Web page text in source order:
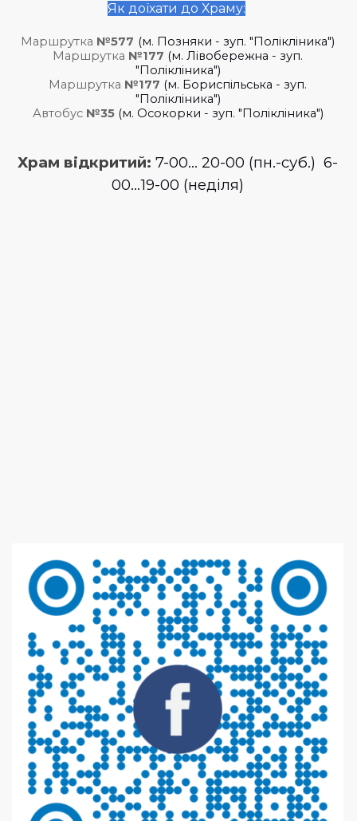
Як доїхати до Храму:
Маршрутка №577 (м. Позняки - зуп. "Полікліника")
Маршрутка №177 (м. Лівобережна - зуп.
"Полікліника")
Маршрутка №177 (м. Бориспільська - зуп.
"Полікліника")
Автобус №35 (м. Осокорки - зуп. "Полікліника")
Храм відкритий: 7-00... 20-00 (пн.-суб.) 6-
00...19-00 (неділя)